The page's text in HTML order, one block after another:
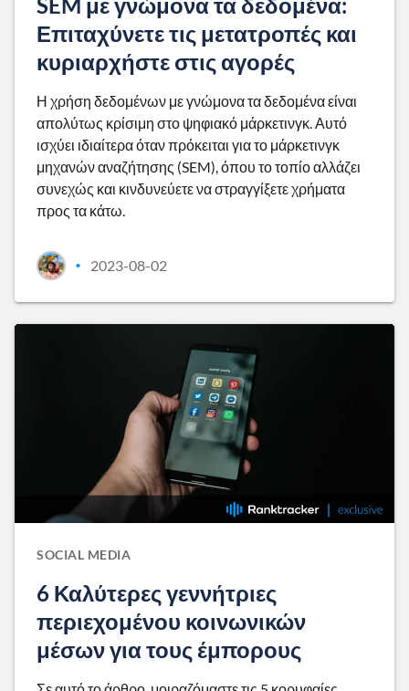
Επιταχύνετε τις μετατροπές και
κυριαρχήστε στις αγορές
Η χρήση δεδομένων με γνώμονα τα δεδομένα είναι
απολύτως κρίσιμη στο ψηφιακό μάρκετινγκ. Αυτό
ισχύει ιδιαίτερα όταν πρόκειται για το μάρκετινγκ
μηχανών αναζήτησης (SEM), όπου το τοπίο αλλάζει
συνεχώς και κινδυνεύετε να στραγγίξετε χρήματα
προς τα κάτω.
• 2023-08-02
SOCIAL MEDIA
6 Καλύτερες γεννήτριες
περιεχομένου κοινωνικών
μέσων για τους έμπορους